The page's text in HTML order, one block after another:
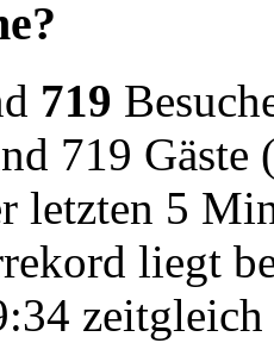
719
719 Gäste
letzten 5
liegt